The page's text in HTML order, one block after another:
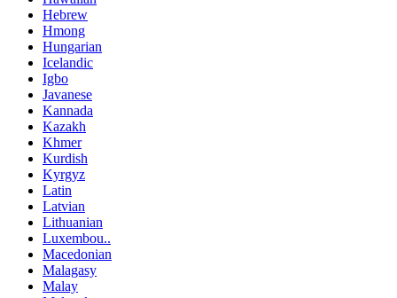
Hebrew
Hmong
Hungarian
Icelandic
Igbo
Javanese
Kannada
Kazakh
Khmer
Kurdish
Kyrgyz
Latin
Latvian
Lithuanian
Luxembou..
Macedonian
Malagasy
Malay